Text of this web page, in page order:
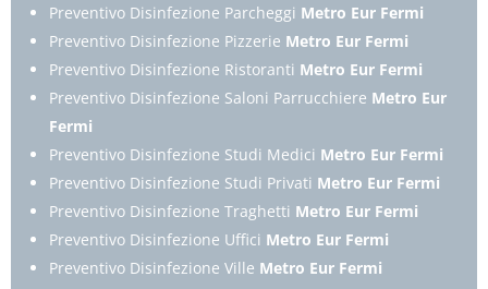
Preventivo Disinfezione Parcheggi Metro Eur Fermi
Preventivo Disinfezione Pizzerie Metro Eur Fermi
Preventivo Disinfezione Ristoranti Metro Eur Fermi
Preventivo Disinfezione Saloni Parrucchiere Metro Eur
Fermi
Preventivo Disinfezione Studi Medici Metro Eur Fermi
Preventivo Disinfezione Studi Privati Metro Eur Fermi
Preventivo Disinfezione Traghetti Metro Eur Fermi
Preventivo Disinfezione Uffici Metro Eur Fermi
Preventivo Disinfezione Ville Metro Eur Fermi